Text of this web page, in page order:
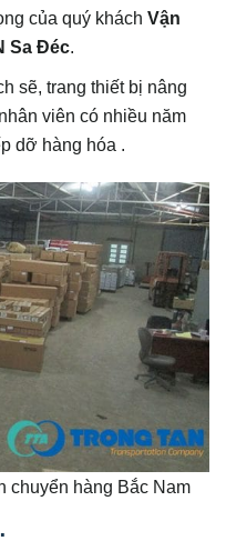
của quý kháchVận
Sa Đéc.
sẽ, trang thiết bị nâng
viên có nhiều năm
dỡ hàng hóa .
chuyển hàng Bắc Nam